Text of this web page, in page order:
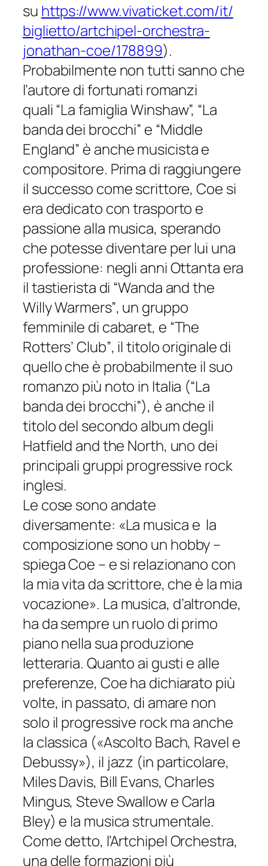
su https://www.vivaticket.com/it/
biglietto/artchipel-orchestra-
jonathan-coe/178899).
Probabilmente non tutti sanno che
l’autore di fortunati romanzi
quali “La famiglia Winshaw”, “La
banda dei brocchi” e “Middle
England” è anche musicista e
compositore. Prima di raggiungere
il successo come scrittore, Coe si
era dedicato con trasporto e
passione alla musica, sperando
che potesse diventare per lui una
professione: negli anni Ottanta era
il tastierista di “Wanda and the
Willy Warmers”, un gruppo
femminile di cabaret, e “The
Rotters’ Club”, il titolo originale di
quello che è probabilmente il suo
romanzo più noto in Italia (“La
banda dei brocchi”), è anche il
titolo del secondo album degli
Hatfield and the North, uno dei
principali gruppi progressive rock
inglesi.
Le cose sono andate
diversamente: «La musica e la
composizione sono un hobby –
spiega Coe – e si relazionano con
la mia vita da scrittore, che è la mia
vocazione». La musica, d’altronde,
ha da sempre un ruolo di primo
piano nella sua produzione
letteraria. Quanto ai gusti e alle
preferenze, Coe ha dichiarato più
volte, in passato, di amare non
solo il progressive rock ma anche
la classica («Ascolto Bach, Ravel e
Debussy»), il jazz (in particolare,
Miles Davis, Bill Evans, Charles
Mingus, Steve Swallow e Carla
Bley) e la musica strumentale.
Come detto, l’Artchipel Orchestra,
una delle formazioni più